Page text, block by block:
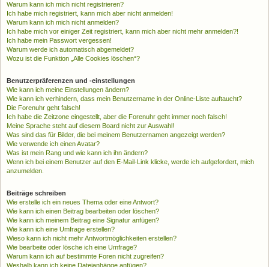
Warum kann ich mich nicht registrieren?
Ich habe mich registriert, kann mich aber nicht anmelden!
Warum kann ich mich nicht anmelden?
Ich habe mich vor einiger Zeit registriert, kann mich aber nicht mehr anmelden?!
Ich habe mein Passwort vergessen!
Warum werde ich automatisch abgemeldet?
Wozu ist die Funktion „Alle Cookies löschen“?
Benutzerpräferenzen und -einstellungen
Wie kann ich meine Einstellungen ändern?
Wie kann ich verhindern, dass mein Benutzername in der Online-Liste auftaucht?
Die Forenuhr geht falsch!
Ich habe die Zeitzone eingestellt, aber die Forenuhr geht immer noch falsch!
Meine Sprache steht auf diesem Board nicht zur Auswahl!
Was sind das für Bilder, die bei meinem Benutzernamen angezeigt werden?
Wie verwende ich einen Avatar?
Was ist mein Rang und wie kann ich ihn ändern?
Wenn ich bei einem Benutzer auf den E-Mail-Link klicke, werde ich aufgefordert, mich
anzumelden.
Beiträge schreiben
Wie erstelle ich ein neues Thema oder eine Antwort?
Wie kann ich einen Beitrag bearbeiten oder löschen?
Wie kann ich meinem Beitrag eine Signatur anfügen?
Wie kann ich eine Umfrage erstellen?
Wieso kann ich nicht mehr Antwortmöglichkeiten erstellen?
Wie bearbeite oder lösche ich eine Umfrage?
Warum kann ich auf bestimmte Foren nicht zugreifen?
Weshalb kann ich keine Dateianhänge anfügen?